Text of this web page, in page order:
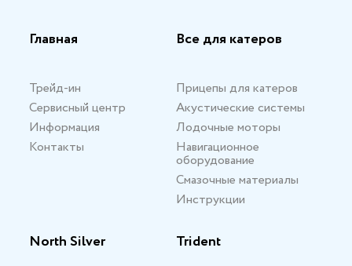
Главная
Трейд-ин
Сервисный центр
Информация
Контакты
Все для катеров
Прицепы для катеров
Акустические системы
Лодочные моторы
Навигационное
оборудование
Смазочные материалы
Инструкции
North Silver Trident